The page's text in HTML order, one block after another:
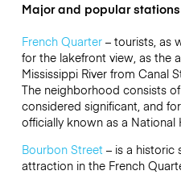
Major and popular
French Quarter– tourists, as
for the lakefront view, as the
Mississippi River from Canal
The neighborhood consists
considered significant, and
officially known as a National
Bourbon Street– is a historic
attraction in the French